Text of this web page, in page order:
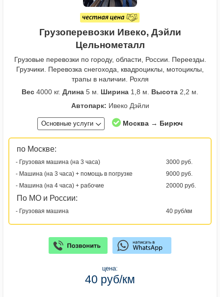
Грузоперевозки Ивеко, Дэйли
Цельнометалл
Грузовые перевозки по городу, области, России. Переезды.
Грузчики. Перевозка снегохода, квадроциклы, мотоциклы,
трапы в наличии. Рохля
Вес 4000 кг. Длина 5 м. Ширина 1,8 м. Высота 2,2 м.
Автопарк: Ивеко Дэйли
Основные услуги Москва → Бирюч
по Москве:
- Грузовая машина (на 3 часа)
3000 руб.
- Машина (на 3 часа) + помощь в погрузке
9000 руб.
- Машина (на 4 часа) + рабочие
20000 руб.
По МО и России:
- Грузовая машина 40 руб/км
цена:
40 руб/км